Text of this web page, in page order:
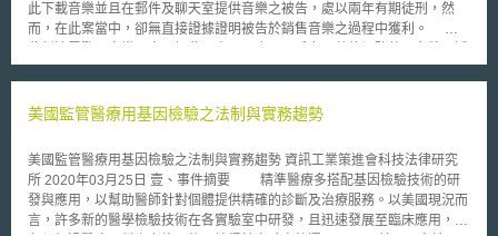
此下載音樂並且在郵件及聊天室提供音樂之被告，處以兩年有期徒刑，然
而，在此案當中，卻無直接證據證明被告於銷售音樂之過程中獲利。
過網路交換音樂而不會受到處罰。西班牙唱片工會聯盟 Promusicae 表示，
的訴訟也會因不同國家而有極大的差異。然而，大多數的歐洲國家傾向對此
享電影、音樂遊戲及軟體而被處以 427,000 歐元。 至於西班牙此項為
個人用途而下載音樂之行為，據其司法院院長指出，則有待立法修正解決。
美國監管醫療用基因檢驗之法制與實務趨勢
美國監管醫療用基因檢驗之法制與實務趨勢 資訊工業策進會科技法律研究
所 2020年03月25日 壹、事件摘要 精準醫療多搭配基因檢驗技術的研
發與應用，以幫助醫師針對個體提供精確的診斷及治療服務。以美國現況而
言，許多新的醫學檢驗技術在各實驗室中研發，且迅速發展至臨床應用，但